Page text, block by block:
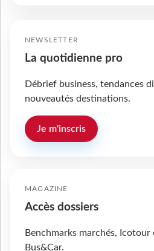
NEWSLETTER
La quotidienne pro
Débrief business, tendances
nouveautés destinations.
Je m'inscris
MAGAZINE
Accès dossiers
Benchmarks marchés,
Bus&Car.